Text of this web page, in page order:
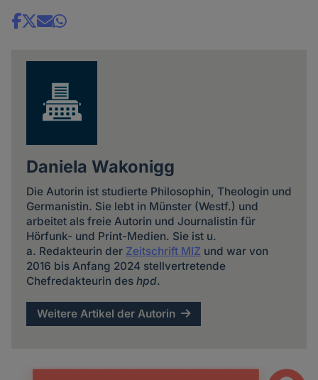
Share
Daniela Wakonigg
Die Autorin ist studierte Philosophin, Theologin und
Germanistin. Sie lebt in Münster (Westf.) und
arbeitet als freie Autorin und Journalistin für
Hörfunk- und Print-Medien. Sie ist u.
a. Redakteurin der Zeitschrift MIZ und war von
2016 bis Anfang 2024 stellvertretende
Chefredakteurin des hpd.
Weitere Artikel der Autorin